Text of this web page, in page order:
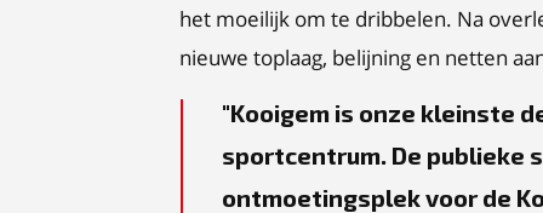
het moeilijk om te dribbelen. Na
nieuwe toplaag, belijning en netten
Kooigem is onze kleinste
sportcentrum. De publieke
ontmoetingsplek voor de